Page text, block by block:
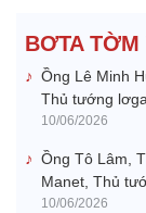
BƠTA TỜM
Ồng Lê Minh
Thủ tướng
10/06/2026
Ồng Tô Lâm,
Manet, Thủ
10/06/2026